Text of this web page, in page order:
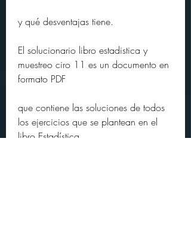
y qué desventajas tiene.
El solucionario libro estadistica y
muestreo ciro 11 es un documento en
formato PDF
que contiene las soluciones de todos
los ejercicios que se plantean en el
libro Estadística